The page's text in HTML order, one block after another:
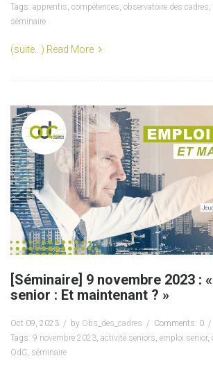
Tags: apprentis, compétences, observatoire des cadres,
séminaire
(suite…) Read More
[Séminaire] 9 novembre 2023 :
senior : Et maintenant ? »
Oct 09, 2023 by Obs_des_cadres
Comments: 0
Tags: 9 novembre 2023 activité seniors emploi senior,
OdC séminaire